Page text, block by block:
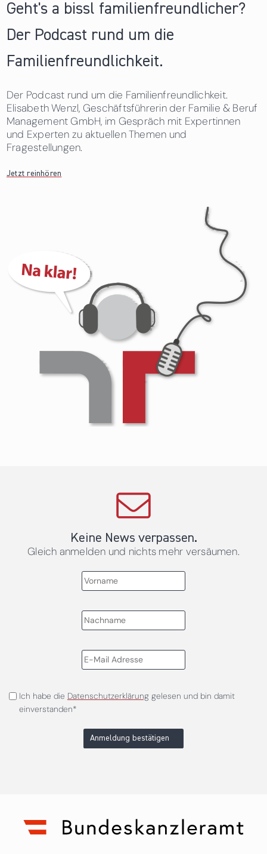
Geht's a bissl familienfreundlicher?
Der Podcast rund um die
Familienfreundlichkeit.
Der Podcast rund um die Familienfreundlichkeit.
Elisabeth Wenzl, Geschäftsführerin der Familie & Beruf
Management GmbH, im Gespräch mit Expertinnen
und Experten zu aktuellen Themen und
Fragestellungen.
Jetzt reinhören
Keine News verpassen.
Gleich anmelden und nichts mehr versäumen.
Ich habe die Datenschutzerklärunggelesen und bin damit
einverstanden*
Anmeldung bestätigen